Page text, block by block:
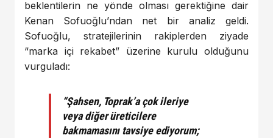
beklentilerin ne yönde olması gerektiğine dair
Kenan Sofuoğlu’ndan net bir analiz geldi.
Sofuoğlu, stratejilerinin rakiplerden ziyade
“marka içi rekabet” üzerine kurulu olduğunu
vurguladı:
“Şahsen, Toprak’a çok ileriye
veya diğer üreticilere
bakmamasını tavsiye ediyorum;